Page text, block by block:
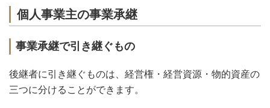
個人事業主の事業承継
事業承継で引き継ぐもの
後継者に引き継ぐものは、経営権・経営資源・物的資産の
三つに分けることができます。